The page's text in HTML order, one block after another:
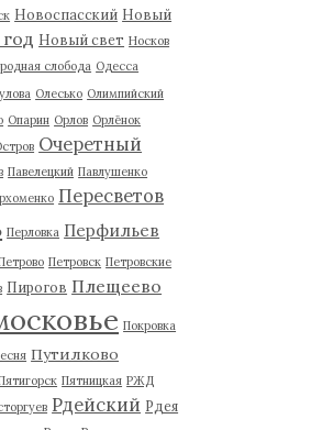
Новоспасский Новый
Новый свет Носков
слобода Одесса
Олесько Олимпийский
Опарин Орлов Орлёнок
Очеретный
Павелецкий Павлушенко
Пересветов
Перловка Перфильев
Петровск Петровские
Пирогов Плещеево
Покровка
Путилково
Пятницкая РЖД
Рдейский Рдея